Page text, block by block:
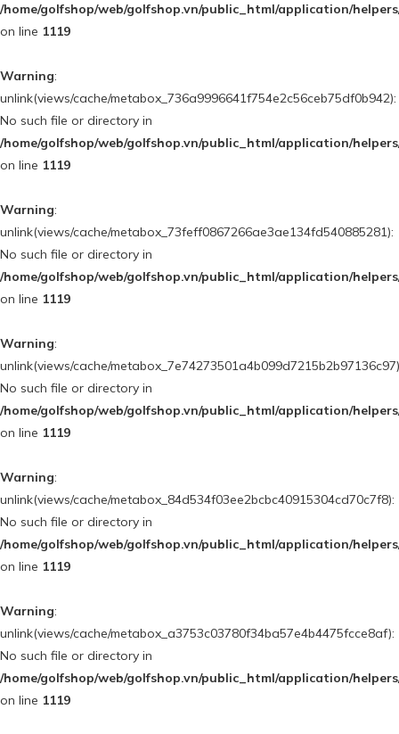
/home/golfshop/web/golfshop.vn/public_html/application/
on line 1119
Warning:
unlink(views/cache/metabox_736a9996641f754e2c56ceb75df0b942):
No such file or directory in
/home/golfshop/web/golfshop.vn/public_html/application/
on line 1119
Warning:
unlink(views/cache/metabox_73feff0867266ae3ae134fd540885281):
No such file or directory in
/home/golfshop/web/golfshop.vn/public_html/application/
on line 1119
Warning:
unlink(views/cache/
No such file or directory in
/home/golfshop/web/golfshop.vn/public_html/application/
on line 1119
Warning:
unlink(views/cache/metabox_84d534f03ee2bcbc40915304cd70c7f8):
No such file or directory in
/home/golfshop/web/golfshop.vn/public_html/application/
on line 1119
Warning:
unlink(views/cache/metabox_a3753c03780f34ba57e4b4475fcce8af):
No such file or directory in
/home/golfshop/web/golfshop.vn/public_html/application/
on line 1119